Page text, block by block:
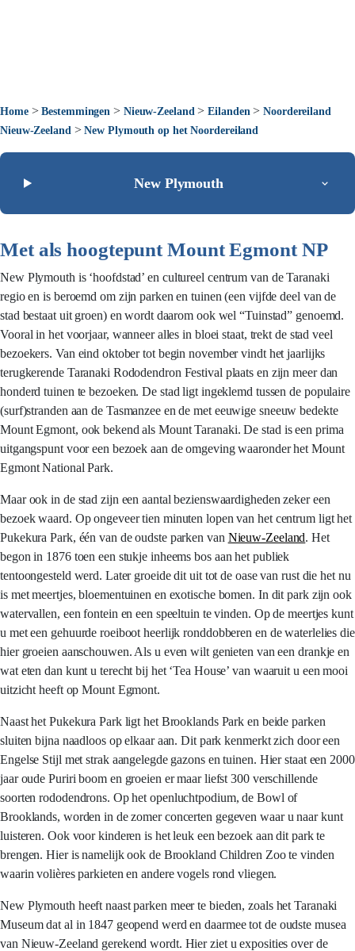
Home>Bestemmingen > Nieuw-Zeeland >Eilanden >Noordereiland
Nieuw-Zeeland >New Plymouth op het Noordereiland
New Plymouth
Met als hoogtepunt Mount Egmont NP
New Plymouth is ‘hoofdstad’ en cultureel centrum van de Taranaki
regio en is beroemd om zijn parken en tuinen (een vijfde deel van de
stad bestaat uit groen) en wordt daarom ook wel “Tuinstad” genoemd.
Vooral in het voorjaar, wanneer alles in bloei staat, trekt de stad veel
bezoekers. Van eind oktober tot begin november vindt het jaarlijks
terugkerende Taranaki Rododendron Festival plaats en zijn meer dan
honderd tuinen te bezoeken. De stad ligt ingeklemd tussen de populaire
(surf)stranden aan de Tasmanzee en de met eeuwige sneeuw bedekte
Mount Egmont, ook bekend als Mount Taranaki. De stad is een prima
uitgangspunt voor een bezoek aan de omgeving waaronder het Mount
Egmont National Park.
Maar ook in de stad zijn een aantal bezienswaardigheden zeker een
bezoek waard. Op ongeveer tien minuten lopen van het centrum ligt het
Pukekura Park, één van de oudste parken van Nieuw-Zeeland. Het
begon in 1876 toen een stukje inheems bos aan het publiek
tentoongesteld werd. Later groeide dit uit tot de oase van rust die het nu
is met meertjes, bloementuinen en exotische bomen. In dit park zijn ook
watervallen, een fontein en een speeltuin te vinden. Op de meertjes kunt
u met een gehuurde roeiboot heerlijk ronddobberen en de waterlelies die
hier groeien aanschouwen. Als u even wilt genieten van een drankje en
wat eten dan kunt u terecht bij het ‘Tea House’ van waaruit u een mooi
uitzicht heeft op Mount Egmont.
Naast het Pukekura Park ligt het Brooklands Park en beide parken
sluiten bijna naadloos op elkaar aan. Dit park kenmerkt zich door een
Engelse Stijl met strak aangelegde gazons en tuinen. Hier staat een 2000
jaar oude Puriri boom en groeien er maar liefst 300 verschillende
soorten rododendrons. Op het openluchtpodium, de Bowl of
Brooklands, worden in de zomer concerten gegeven waar u naar kunt
luisteren. Ook voor kinderen is het leuk een bezoek aan dit park te
brengen. Hier is namelijk ook de Brookland Children Zoo te vinden
waarin volières parkieten en andere vogels rond vliegen.
New Plymouth heeft naast parken meer te bieden, zoals het Taranaki
Museum dat al in 1847 geopend werd en daarmee tot de oudste musea
van Nieuw-Zeeland gerekend wordt. Hier ziet u exposities over de